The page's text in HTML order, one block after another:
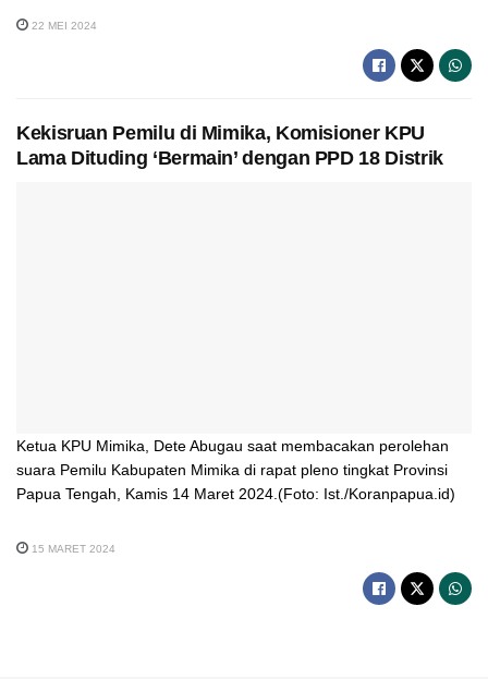
22 MEI 2024
Kekisruan Pemilu di Mimika, Komisioner KPU
Lama Dituding ‘Bermain’ dengan PPD 18 Distrik
Ketua KPU Mimika, Dete Abugau saat membacakan perolehan
suara Pemilu Kabupaten Mimika di rapat pleno tingkat Provinsi
Papua Tengah, Kamis 14 Maret 2024.(Foto: Ist./Koranpapua.id)
15 MARET 2024